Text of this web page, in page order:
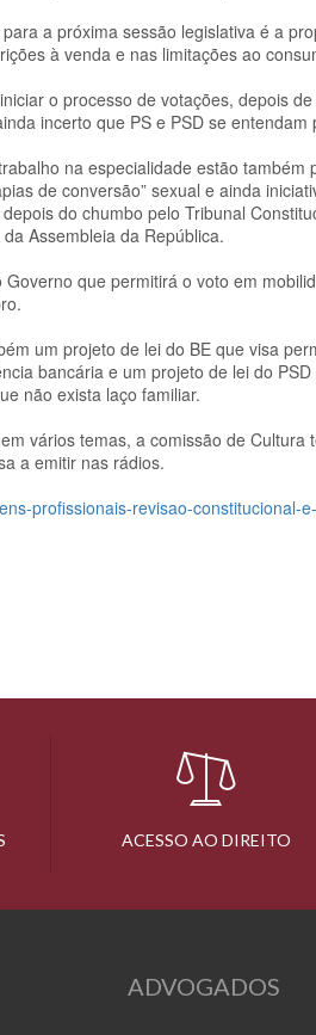
para a próxima sessão legislativa é a
à venda e nas limitações ao
o processo de votações, depois
incerto que PS e PSD se
na especialidade estão
de conversão” sexual e ainda
do chumbo pelo Tribunal
Assembleia da República.
que permitirá o voto em
um projeto de lei do BE que visa
bancária e um projeto de lei do
não exista laço familiar.
vários temas, a comissão de
a emitir nas rádios.
profissionais-revisao-constitucional-
ACESSO AO DIREITO
ADVOGADOS